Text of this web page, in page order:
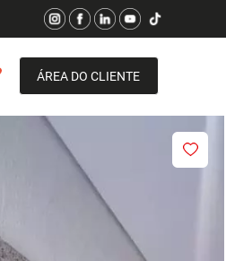
ÁREA DO CLIENTE